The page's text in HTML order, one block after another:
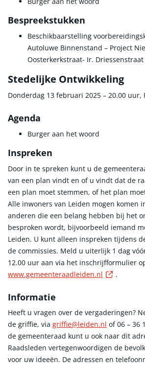
Bespreekstukken
Beschikbaarstelling
Autoluwe Binnenstand – Project
Oosterkerkstraat- Ir. Driessenstraat
Stedelijke Ontwikkeling
Donderdag 13 februari 2025 – 20.00 uur,
Agenda
Burger aan het woord
Inspreken
Door in te spreken kunt u de
van een plan vindt en of u vindt dat de
een plan moet stemmen, of het plan
Alle inwoners van Leiden mogen komen
anderen die een belang hebben bij het
besproken wordt, bijvoorbeeld iemand
Leiden. U kunt alleen inspreken tijdens
de commissies. Meld u uiterlijk 1 dag
12.00 uur aan via het inschrijfformulier
www.gemeenteraadleiden.nl
.
Informatie
Heeft u vragen over de vergaderingen?
de griffie, via griffie@leiden.nl of 06 – 36
de gemeenteraad kunt u ook naar dit
Raadsleden vertegenwoordigen de
voor uw ideeën. De adressen en